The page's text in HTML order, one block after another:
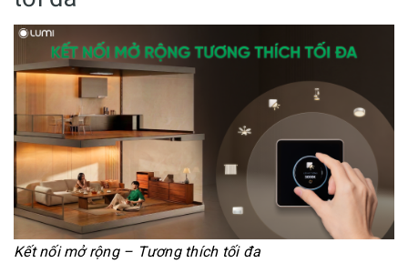
Kết nối mở rộng – Tương thích tối đa